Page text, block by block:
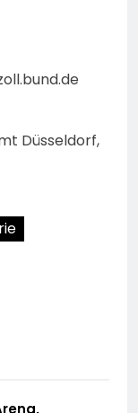
Düsseldorf,